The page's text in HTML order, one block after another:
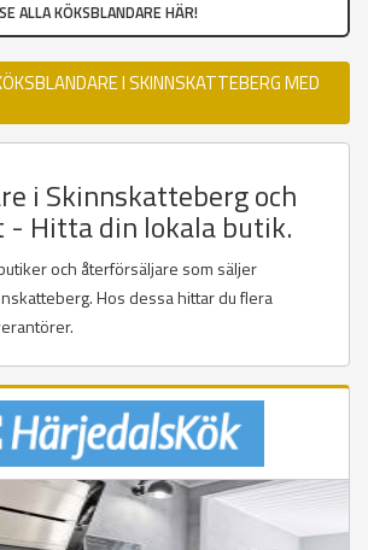
SE ALLA KÖKSBLANDARE HÄR!
I SKINNSKATTEBERG MED
i Skinnskatteberg och
- Hitta din lokala butik.
och återförsäljare som säljer
Hos dessa hittar du flera